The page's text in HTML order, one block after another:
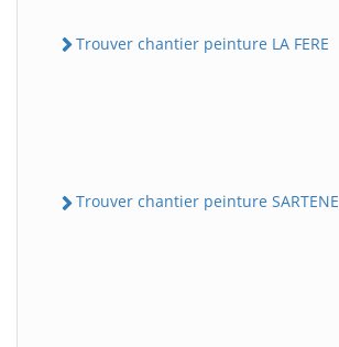
Trouver chantier peinture LA FERE
Trouver chantier peinture SARTENE